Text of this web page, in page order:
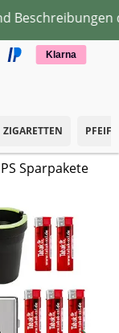
Klarna
ZIGARETTEN
Sparpakete